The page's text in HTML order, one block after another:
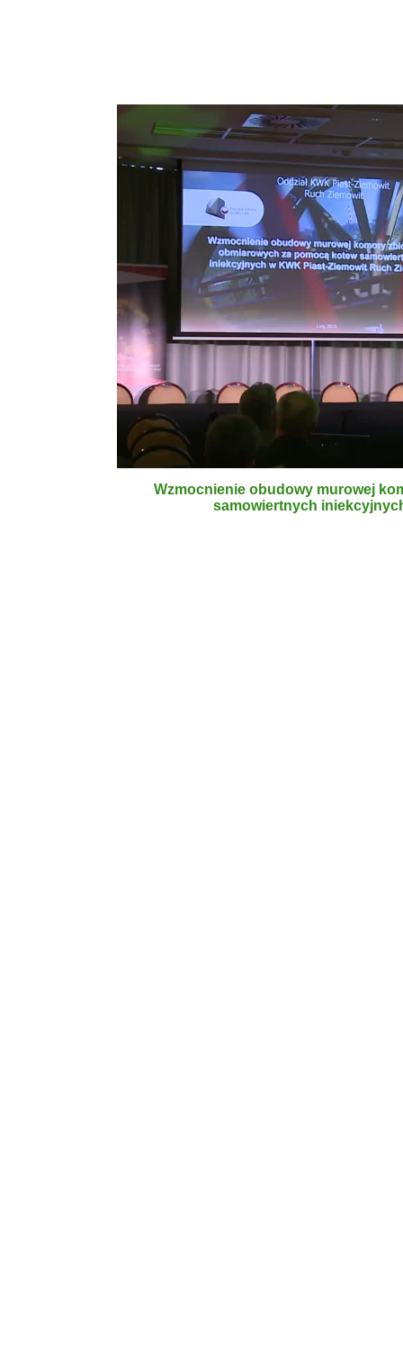
Wzmocnienie obudowy murowej
samowiertnych